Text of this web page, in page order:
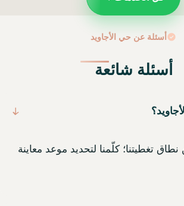
أسئلة عن حي الأجاويد
أسئلة شائعة
تغطيتنا؛ كلّمنا لتحديد موعد معاينة